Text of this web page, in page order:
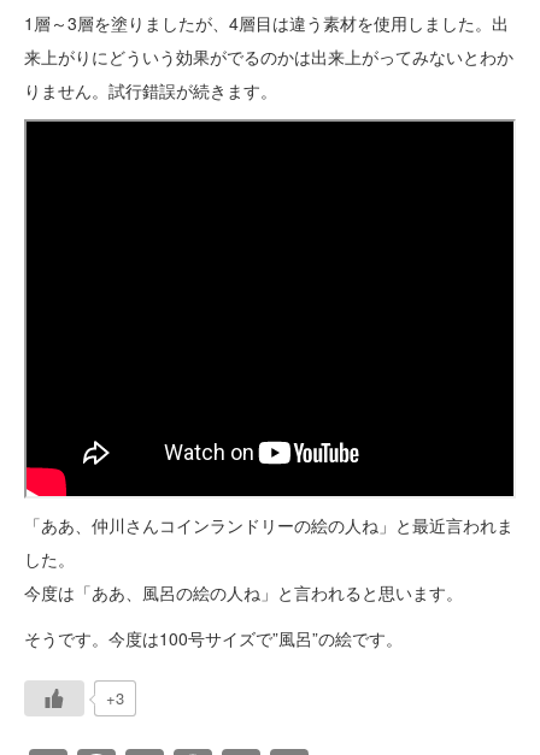
1層～3層を塗りましたが、4層目は違う素材を使用しました。出
来上がりにどういう効果がでるのかは出来上がってみないとわか
りません。試行錯誤が続きます。
「ああ、仲川さんコインランドリーの絵の人ね」と最近言われま
した。
今度は「ああ、風呂の絵の人ね」と言われると思います。
そうです。今度は100号サイズで”風呂”の絵です。
+3